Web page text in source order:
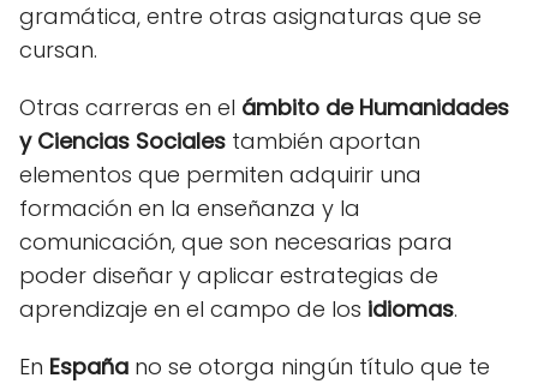
gramática, entre otras asignaturas que se
cursan.
Otras carreras en el ámbito de Humanidades
y Ciencias Sociales también aportan
elementos que permiten adquirir una
formación en la enseñanza y la
comunicación, que son necesarias para
poder diseñar y aplicar estrategias de
aprendizaje en el campo de los idiomas.
En España no se otorga ningún título que te